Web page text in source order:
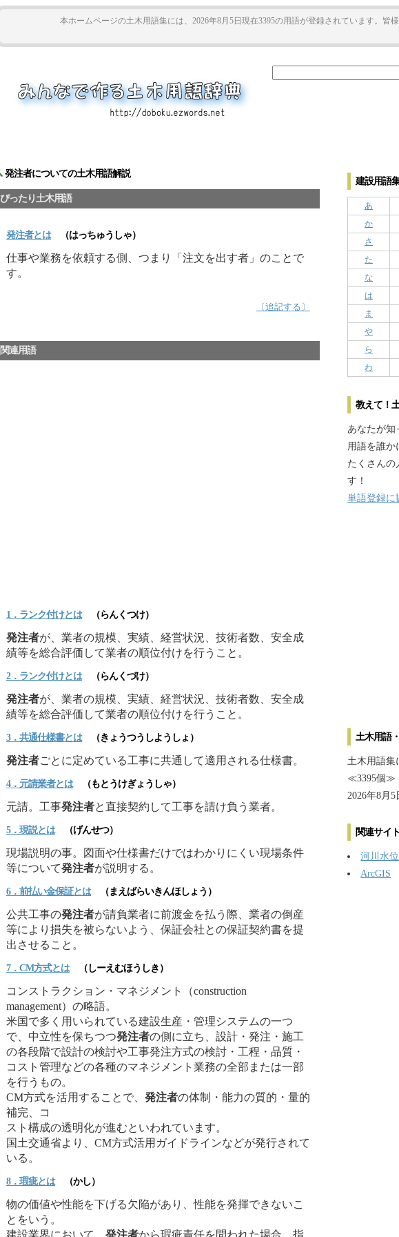
本ホームページの土木用語集には、2026年8月5日現在3395の用語が登録されています。皆
発注者についての土木用語解説
ぴったり土木用語
発注者とは（はっちゅうしゃ）
仕事や業務を依頼する側、つまり「注文を出す者」のことで
す。
〔追記する〕
関連用語
1．ランク付けとは（らんくつけ）
発注者が、業者の規模、実績、経営状況、技術者数、安全成
績等を総合評価して業者の順位付けを行うこと。
2．ランク付けとは（らんくづけ）
発注者が、業者の規模、実績、経営状況、技術者数、安全成
績等を総合評価して業者の順位付けを行うこと。
3．共通仕様書とは（きょうつうしようしょ）
発注者ごとに定めている工事に共通して適用される仕様書。
4．元請業者とは（もとうけぎょうしゃ）
元請。工事発注者と直接契約して工事を請け負う業者。
5．現説とは（げんせつ）
現場説明の事。図面や仕様書だけではわかりにくい現場条件
等について発注者が説明する。
6．前払い金保証とは（まえばらいきんほしょう）
公共工事の発注者が請負業者に前渡金を払う際、業者の倒産
等により損失を被らないよう、保証会社との保証契約書を提
出させること。
7．CM方式とは（しーえむほうしき）
コンストラクション・マネジメント（construction
management）の略語。
米国で多く用いられている建設生産・管理システムの一つ
で、中立性を保ちつつ発注者の側に立ち、設計・発注・施工
の各段階で設計の検討や工事発注方式の検討・工程・品質・
コスト管理などの各種のマネジメント業務の全部または一部
を行うもの。
CM方式を活用することで、 発注者の体制・能力の質的・量的
補完、コ
スト構成の透明化が進むといわれています。
国土交通省より、CM方式活用ガイドラインなどが発行されて
いる。
8．瑕疵とは（かし）
物の価値や性能を下げる欠陥があり、性能を発揮できないこ
とをいう。
建設業界において、 発注者から瑕疵責任を問われた場合、指
建設用語
あ
か
さ
た
な
は
ま
や
ら
わ
教えて！
あなたが知
用語を誰か
たくさんの
す！
単語登録に
土木用語
土木用語集
≪3395個≫
2026年8月
関連サイト
河川水位
ArcGIS